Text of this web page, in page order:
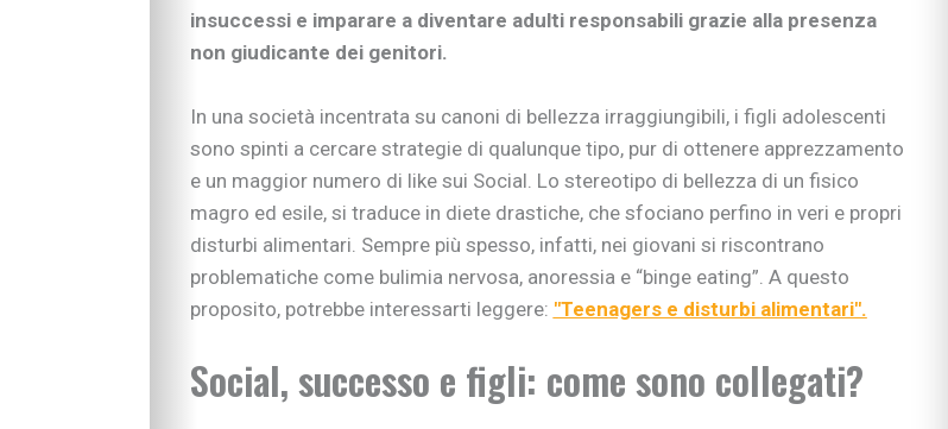
insuccessi e imparare a diventare adulti responsabili grazie alla presenza
non giudicante dei genitori.
In una società incentrata su canoni di bellezza irraggiungibili, i figli adolescenti
sono spinti a cercare strategie di qualunque tipo, pur di ottenere apprezzamento
e un maggior numero di like sui Social. Lo stereotipo di bellezza di un fisico
magro ed esile, si traduce in diete drastiche, che sfociano perfino in veri e propri
disturbi alimentari. Sempre più spesso, infatti, nei giovani si riscontrano
problematiche come bulimia nervosa, anoressia e “binge eating”. A questo
proposito, potrebbe interessarti leggere: "Teenagers e disturbi alimentari".
Social, successo e figli: come sono collegati?